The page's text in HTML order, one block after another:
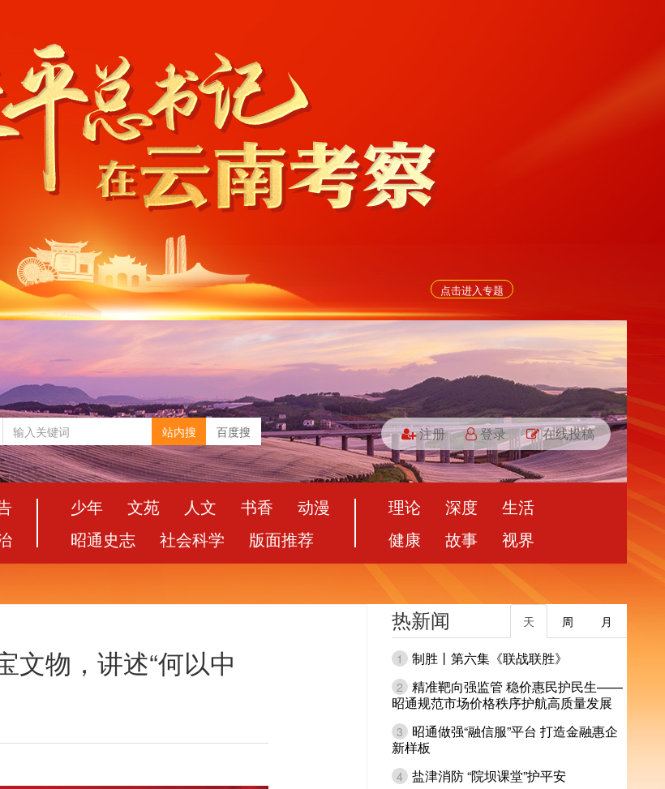
点击进入专题
站内搜 百度搜 注册 登录 在线投稿
少年 文苑 人文 书香
动漫
昭通史志
社会科学 版面推荐
理论 深度
生活
健康
故事 视界
文物，讲述“何以中
热新闻 月
周
天
1 制胜丨第六集《联战联胜》
2 精准靶向强监管 稳价惠民护民生——
昭通规范市场价格秩序护航高质量发展
3
昭通做强“融信服”平台 打造金融惠企
新样板
4 盐津消防 “院坝课堂”护平安